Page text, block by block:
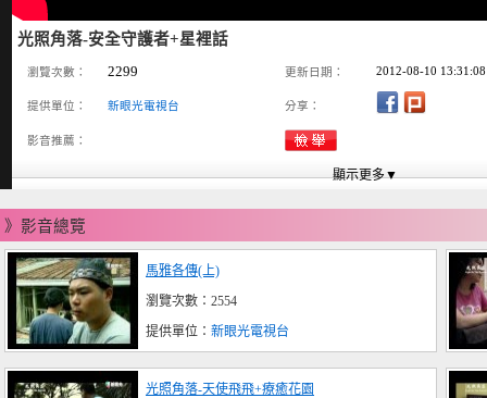
光照角落-安全守護者+星裡話
瀏覽次數： 2299 更新日期： 2012-08-10 13:31:08
提供單位： 新眼光電視台 分享：
影音推薦：
》影音總覽
馬雅各傳(上)
瀏覽次數：2554
提供單位： 新眼光電視台
光照角落-天使飛飛+療癒花園